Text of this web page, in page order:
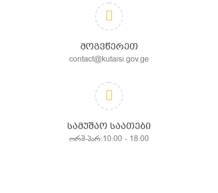
ᲛᲝᲒᲕᲬᲔᲠᲔᲗ
contact@kutaisi.gov.ge
ᲡᲐᲛᲣᲨᲐᲝ ᲡᲐᲐᲗᲔᲑᲘ
ორშ-პარ:10:00 - 18:00